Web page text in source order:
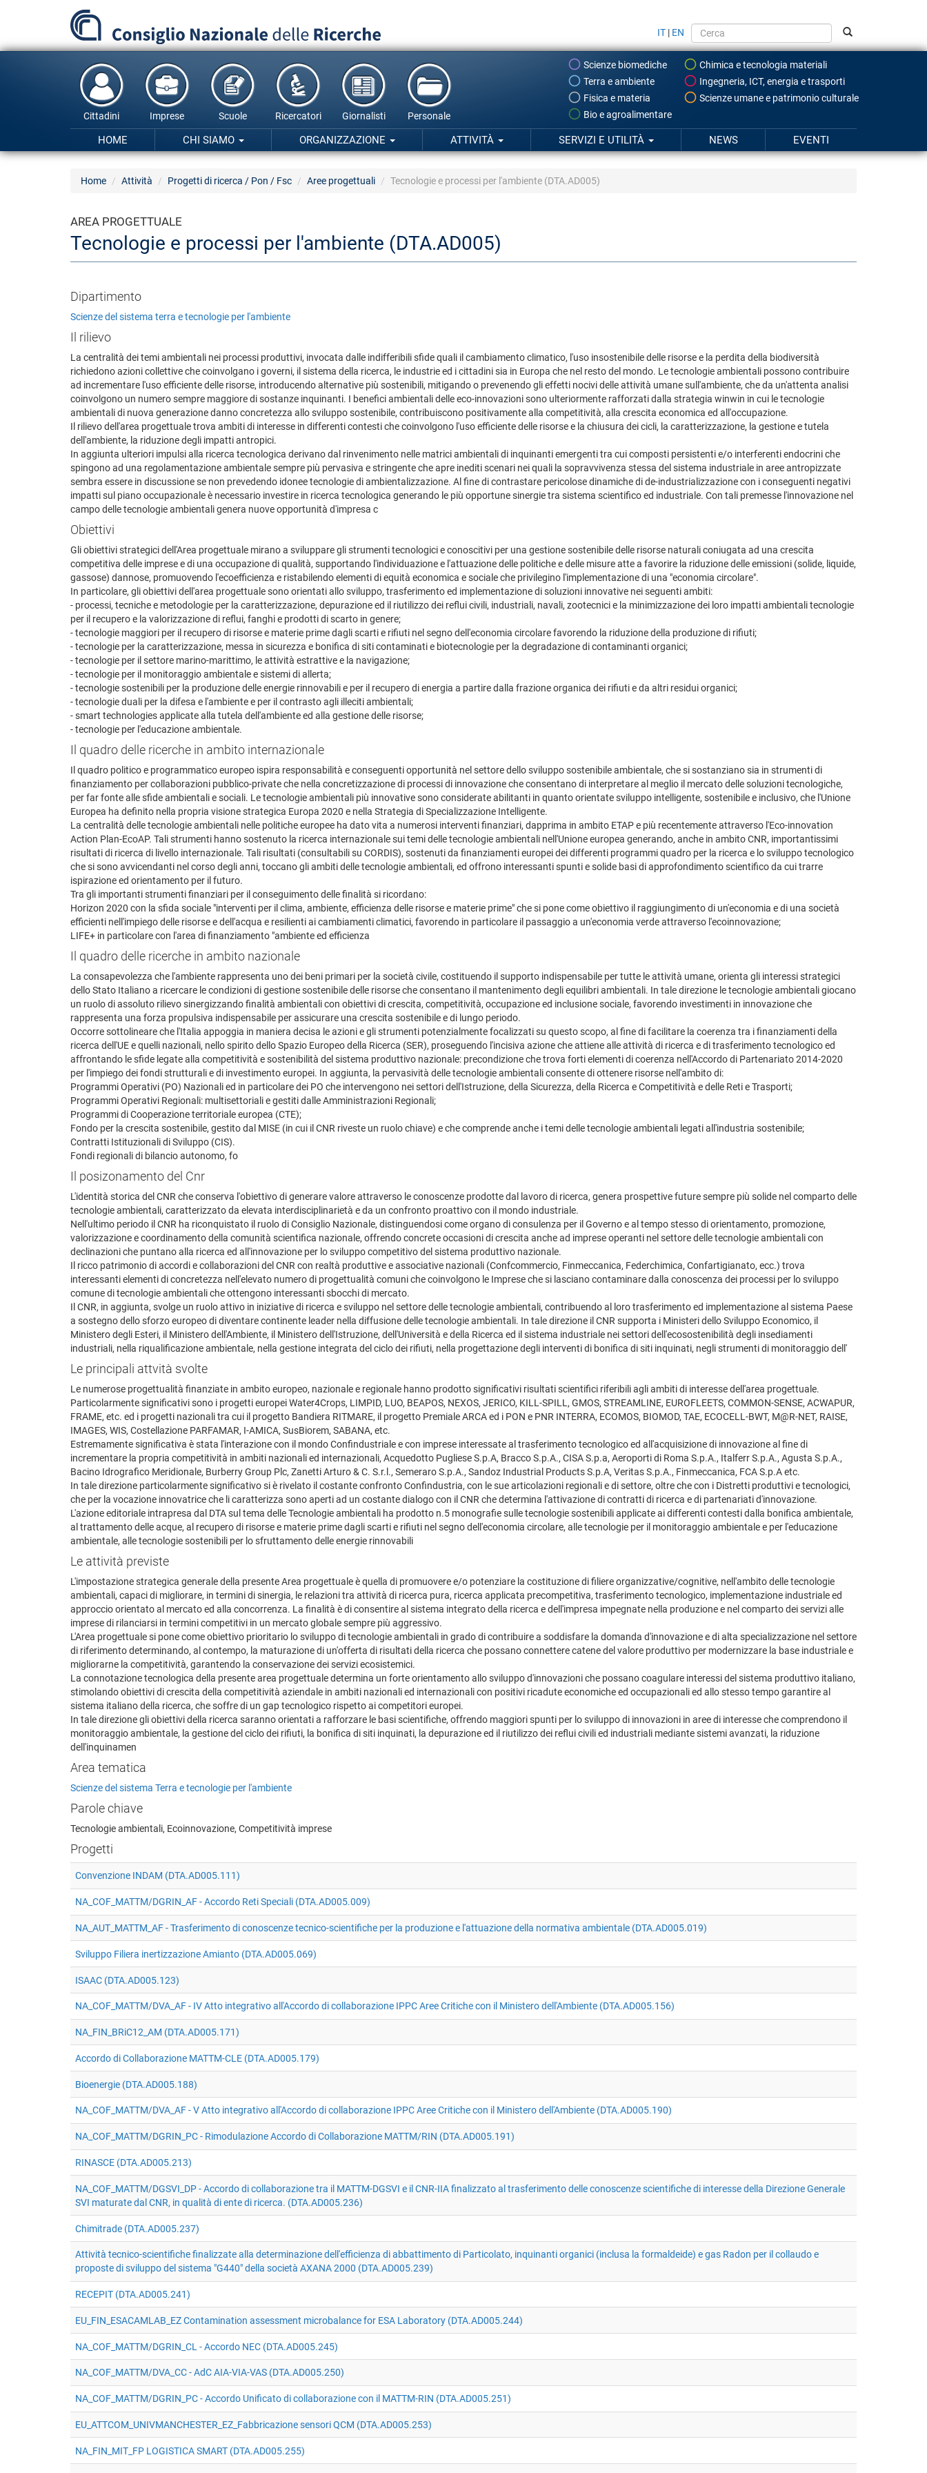
principale
IT | EN
Scienze biomediche
Chimica e tecnologia materiali
Terra e ambiente
Ingegneria, ICT, energia e trasporti
Fisica e materia
Scienze umane e patrimonio culturale
Bio e agroalimentare
Cittadini Imprese Scuole Ricercatori Giornalisti Personale
HOME CHI SIAMO ORGANIZZAZIONE ATTIVITÀ SERVIZI E UTILITÀ NEWS EVENTI
Home Attività Progetti di ricerca / Pon / Fsc Aree progettuali Tecnologie e processi per l'ambiente (DTA.AD005)
AREA PROGETTUALE
Tecnologie e processi per l'ambiente (DTA.AD005)
Dipartimento
Scienze del sistema terra e tecnologie per l'ambiente
Il rilievo
La centralità dei temi ambientali nei processi produttivi, invocata dalle indifferibili sfide quali il cambiamento climatico, l'uso insostenibile delle risorse e la perdita della biodiversità
richiedono azioni collettive che coinvolgano i governi, il sistema della ricerca, le industrie ed i cittadini sia in Europa che nel resto del mondo. Le tecnologie ambientali possono contribuire
ad incrementare l'uso efficiente delle risorse, introducendo alternative più sostenibili, mitigando o prevenendo gli effetti nocivi delle attività umane sull'ambiente, che da un'attenta analisi
coinvolgono un numero sempre maggiore di sostanze inquinanti. I benefici ambientali delle eco-innovazioni sono ulteriormente rafforzati dalla strategia winwin in cui le tecnologie
ambientali di nuova generazione danno concretezza allo sviluppo sostenibile, contribuiscono positivamente alla competitività, alla crescita economica ed all'occupazione.
Il rilievo dell'area progettuale trova ambiti di interesse in differenti contesti che coinvolgono l'uso efficiente delle risorse e la chiusura dei cicli, la caratterizzazione, la gestione e tutela
dell'ambiente, la riduzione degli impatti antropici.
In aggiunta ulteriori impulsi alla ricerca tecnologica derivano dal rinvenimento nelle matrici ambientali di inquinanti emergenti tra cui composti persistenti e/o interferenti endocrini che
spingono ad una regolamentazione ambientale sempre più pervasiva e stringente che apre inediti scenari nei quali la sopravvivenza stessa del sistema industriale in aree antropizzate
sembra essere in discussione se non prevedendo idonee tecnologie di ambientalizzazione. Al fine di contrastare pericolose dinamiche di de-industrializzazione con i conseguenti negativi
impatti sul piano occupazionale è necessario investire in ricerca tecnologica generando le più opportune sinergie tra sistema scientifico ed industriale. Con tali premesse l'innovazione nel
campo delle tecnologie ambientali genera nuove opportunità d'impresa c
Obiettivi
Gli obiettivi strategici dell'Area progettuale mirano a sviluppare gli strumenti tecnologici e conoscitivi per una gestione sostenibile delle risorse naturali coniugata ad una crescita
competitiva delle imprese e di una occupazione di qualità, supportando l'individuazione e l'attuazione delle politiche e delle misure atte a favorire la riduzione delle emissioni (solide, liquide,
gassose) dannose, promuovendo l'ecoefficienza e ristabilendo elementi di equità economica e sociale che privilegino l'implementazione di una "economia circolare".
In particolare, gli obiettivi dell'area progettuale sono orientati allo sviluppo, trasferimento ed implementazione di soluzioni innovative nei seguenti ambiti:
- processi, tecniche e metodologie per la caratterizzazione, depurazione ed il riutilizzo dei reflui civili, industriali, navali, zootecnici e la minimizzazione dei loro impatti ambientali tecnologie
per il recupero e la valorizzazione di reflui, fanghi e prodotti di scarto in genere;
- tecnologie maggiori per il recupero di risorse e materie prime dagli scarti e rifiuti nel segno dell'economia circolare favorendo la riduzione della produzione di rifiuti;
- tecnologie per la caratterizzazione, messa in sicurezza e bonifica di siti contaminati e biotecnologie per la degradazione di contaminanti organici;
- tecnologie per il settore marino-marittimo, le attività estrattive e la navigazione;
- tecnologie per il monitoraggio ambientale e sistemi di allerta;
- tecnologie sostenibili per la produzione delle energie rinnovabili e per il recupero di energia a partire dalla frazione organica dei rifiuti e da altri residui organici;
- tecnologie duali per la difesa e l'ambiente e per il contrasto agli illeciti ambientali;
- smart technologies applicate alla tutela dell'ambiente ed alla gestione delle risorse;
- tecnologie per l'educazione ambientale.
Il quadro delle ricerche in ambito internazionale
Il quadro politico e programmatico europeo ispira responsabilità e conseguenti opportunità nel settore dello sviluppo sostenibile ambientale, che si sostanziano sia in strumenti di
finanziamento per collaborazioni pubblico-private che nella concretizzazione di processi di innovazione che consentano di interpretare al meglio il mercato delle soluzioni tecnologiche,
per far fonte alle sfide ambientali e sociali. Le tecnologie ambientali più innovative sono considerate abilitanti in quanto orientate sviluppo intelligente, sostenibile e inclusivo, che l'Unione
Europea ha definito nella propria visione strategica Europa 2020 e nella Strategia di Specializzazione Intelligente.
La centralità delle tecnologie ambientali nelle politiche europee ha dato vita a numerosi interventi finanziari, dapprima in ambito ETAP e più recentemente attraverso l'Eco-innovation
Action Plan-EcoAP. Tali strumenti hanno sostenuto la ricerca internazionale sui temi delle tecnologie ambientali nell'Unione europea generando, anche in ambito CNR, importantissimi
risultati di ricerca di livello internazionale. Tali risultati (consultabili su CORDIS), sostenuti da finanziamenti europei dei differenti programmi quadro per la ricerca e lo sviluppo tecnologico
che si sono avvicendanti nel corso degli anni, toccano gli ambiti delle tecnologie ambientali, ed offrono interessanti spunti e solide basi di approfondimento scientifico da cui trarre
ispirazione ed orientamento per il futuro.
Tra gli importanti strumenti finanziari per il conseguimento delle finalità si ricordano:
Horizon 2020 con la sfida sociale "interventi per il clima, ambiente, efficienza delle risorse e materie prime" che si pone come obiettivo il raggiungimento di un'economia e di una società
efficienti nell'impiego delle risorse e dell'acqua e resilienti ai cambiamenti climatici, favorendo in particolare il passaggio a un'economia verde attraverso l'ecoinnovazione;
LIFE+ in particolare con l'area di finanziamento "ambiente ed efficienza
Il quadro delle ricerche in ambito nazionale
La consapevolezza che l'ambiente rappresenta uno dei beni primari per la società civile, costituendo il supporto indispensabile per tutte le attività umane, orienta gli interessi strategici
dello Stato Italiano a ricercare le condizioni di gestione sostenibile delle risorse che consentano il mantenimento degli equilibri ambientali. In tale direzione le tecnologie ambientali giocano
un ruolo di assoluto rilievo sinergizzando finalità ambientali con obiettivi di crescita, competitività, occupazione ed inclusione sociale, favorendo investimenti in innovazione che
rappresenta una forza propulsiva indispensabile per assicurare una crescita sostenibile e di lungo periodo.
Occorre sottolineare che l'Italia appoggia in maniera decisa le azioni e gli strumenti potenzialmente focalizzati su questo scopo, al fine di facilitare la coerenza tra i finanziamenti della
ricerca dell'UE e quelli nazionali, nello spirito dello Spazio Europeo della Ricerca (SER), proseguendo l'incisiva azione che attiene alle attività di ricerca e di trasferimento tecnologico ed
affrontando le sfide legate alla competitività e sostenibilità del sistema produttivo nazionale: precondizione che trova forti elementi di coerenza nell'Accordo di Partenariato 2014-2020
per l'impiego dei fondi strutturali e di investimento europei. In aggiunta, la pervasività delle tecnologie ambientali consente di ottenere risorse nell'ambito di:
Programmi Operativi (PO) Nazionali ed in particolare dei PO che intervengono nei settori dell'Istruzione, della Sicurezza, della Ricerca e Competitività e delle Reti e Trasporti;
Programmi Operativi Regionali: multisettoriali e gestiti dalle Amministrazioni Regionali;
Programmi di Cooperazione territoriale europea (CTE);
Fondo per la crescita sostenibile, gestito dal MISE (in cui il CNR riveste un ruolo chiave) e che comprende anche i temi delle tecnologie ambientali legati all'industria sostenibile;
Contratti Istituzionali di Sviluppo (CIS).
Fondi regionali di bilancio autonomo, fo
Il posizonamento del Cnr
L'identità storica del CNR che conserva l'obiettivo di generare valore attraverso le conoscenze prodotte dal lavoro di ricerca, genera prospettive future sempre più solide nel comparto delle
tecnologie ambientali, caratterizzato da elevata interdisciplinarietà e da un confronto proattivo con il mondo industriale.
Nell'ultimo periodo il CNR ha riconquistato il ruolo di Consiglio Nazionale, distinguendosi come organo di consulenza per il Governo e al tempo stesso di orientamento, promozione,
valorizzazione e coordinamento della comunità scientifica nazionale, offrendo concrete occasioni di crescita anche ad imprese operanti nel settore delle tecnologie ambientali con
declinazioni che puntano alla ricerca ed all'innovazione per lo sviluppo competitivo del sistema produttivo nazionale.
Il ricco patrimonio di accordi e collaborazioni del CNR con realtà produttive e associative nazionali (Confcommercio, Finmeccanica, Federchimica, Confartigianato, ecc.) trova
interessanti elementi di concretezza nell'elevato numero di progettualità comuni che coinvolgono le Imprese che si lasciano contaminare dalla conoscenza dei processi per lo sviluppo
comune di tecnologie ambientali che ottengono interessanti sbocchi di mercato.
Il CNR, in aggiunta, svolge un ruolo attivo in iniziative di ricerca e sviluppo nel settore delle tecnologie ambientali, contribuendo al loro trasferimento ed implementazione al sistema Paese
a sostegno dello sforzo europeo di diventare continente leader nella diffusione delle tecnologie ambientali. In tale direzione il CNR supporta i Ministeri dello Sviluppo Economico, il
Ministero degli Esteri, il Ministero dell'Ambiente, il Ministero dell'Istruzione, dell'Università e della Ricerca ed il sistema industriale nei settori dell'ecosostenibilità degli insediamenti
industriali, nella riqualificazione ambientale, nella gestione integrata del ciclo dei rifiuti, nella progettazione degli interventi di bonifica di siti inquinati, negli strumenti di monitoraggio dell'
Le principali attvità svolte
Le numerose progettualità finanziate in ambito europeo, nazionale e regionale hanno prodotto significativi risultati scientifici riferibili agli ambiti di interesse dell'area progettuale.
Particolarmente significativi sono i progetti europei Water4Crops, LIMPID, LUO, BEAPOS, NEXOS, JERICO, KILL-SPILL, GMOS, STREAMLINE, EUROFLEETS, COMMON-SENSE, ACWAPUR,
FRAME, etc. ed i progetti nazionali tra cui il progetto Bandiera RITMARE, il progetto Premiale ARCA ed i PON e PNR INTERRA, ECOMOS, BIOMOD, TAE, ECOCELL-BWT, M@R-NET, RAISE,
IMAGES, WIS, Costellazione PARFAMAR, I-AMICA, SusBiorem, SABANA, etc.
Estremamente significativa è stata l'interazione con il mondo Confindustriale e con imprese interessate al trasferimento tecnologico ed all'acquisizione di innovazione al fine di
incrementare la propria competitività in ambiti nazionali ed internazionali, Acquedotto Pugliese S.p.A, Bracco S.p.A., CISA S.p.a, Aeroporti di Roma S.p.A., Italferr S.p.A., Agusta S.p.A.,
Bacino Idrografico Meridionale, Burberry Group Plc, Zanetti Arturo & C. S.r.l., Semeraro S.p.A., Sandoz Industrial Products S.p.A, Veritas S.p.A., Finmeccanica, FCA S.p.A etc.
In tale direzione particolarmente significativo si è rivelato il costante confronto Confindustria, con le sue articolazioni regionali e di settore, oltre che con i Distretti produttivi e tecnologici,
che per la vocazione innovatrice che li caratterizza sono aperti ad un costante dialogo con il CNR che determina l'attivazione di contratti di ricerca e di partenariati d'innovazione.
L'azione editoriale intrapresa dal DTA sul tema delle Tecnologie ambientali ha prodotto n.5 monografie sulle tecnologie sostenibili applicate ai differenti contesti dalla bonifica ambientale,
al trattamento delle acque, al recupero di risorse e materie prime dagli scarti e rifiuti nel segno dell'economia circolare, alle tecnologie per il monitoraggio ambientale e per l'educazione
ambientale, alle tecnologie sostenibili per lo sfruttamento delle energie rinnovabili
Le attività previste
L'impostazione strategica generale della presente Area progettuale è quella di promuovere e/o potenziare la costituzione di filiere organizzative/cognitive, nell'ambito delle tecnologie
ambientali, capaci di migliorare, in termini di sinergia, le relazioni tra attività di ricerca pura, ricerca applicata precompetitiva, trasferimento tecnologico, implementazione industriale ed
approccio orientato al mercato ed alla concorrenza. La finalità è di consentire al sistema integrato della ricerca e dell'impresa impegnate nella produzione e nel comparto dei servizi alle
imprese di rilanciarsi in termini competitivi in un mercato globale sempre più aggressivo.
L'Area progettuale si pone come obiettivo prioritario lo sviluppo di tecnologie ambientali in grado di contribuire a soddisfare la domanda d'innovazione e di alta specializzazione nel settore
di riferimento determinando, al contempo, la maturazione di un'offerta di risultati della ricerca che possano connettere catene del valore produttivo per modernizzare la base industriale e
migliorarne la competitività, garantendo la conservazione dei servizi ecosistemici.
La connotazione tecnologica della presente area progettuale determina un forte orientamento allo sviluppo d'innovazioni che possano coagulare interessi del sistema produttivo italiano,
stimolando obiettivi di crescita della competitività aziendale in ambiti nazionali ed internazionali con positivi ricadute economiche ed occupazionali ed allo stesso tempo garantire al
sistema italiano della ricerca, che soffre di un gap tecnologico rispetto ai competitori europei.
In tale direzione gli obiettivi della ricerca saranno orientati a rafforzare le basi scientifiche, offrendo maggiori spunti per lo sviluppo di innovazioni in aree di interesse che comprendono il
monitoraggio ambientale, la gestione del ciclo dei rifiuti, la bonifica di siti inquinati, la depurazione ed il riutilizzo dei reflui civili ed industriali mediante sistemi avanzati, la riduzione
dell'inquinamen
Area tematica
Scienze del sistema Terra e tecnologie per l'ambiente
Parole chiave
Tecnologie ambientali, Ecoinnovazione, Competitività imprese
Progetti
Convenzione INDAM (DTA.AD005.111)
NA_COF_MATTM/DGRIN_AF - Accordo Reti Speciali (DTA.AD005.009)
NA_AUT_MATTM_AF - Trasferimento di conoscenze tecnico-scientifiche per la produzione e l'attuazione della normativa ambientale (DTA.AD005.019)
Sviluppo Filiera inertizzazione Amianto (DTA.AD005.069)
ISAAC (DTA.AD005.123)
NA_COF_MATTM/DVA_AF - IV Atto integrativo all'Accordo di collaborazione IPPC Aree Critiche con il Ministero dell'Ambiente (DTA.AD005.156)
NA_FIN_BRiC12_AM (DTA.AD005.171)
Accordo di Collaborazione MATTM-CLE (DTA.AD005.179)
Bioenergie (DTA.AD005.188)
NA_COF_MATTM/DVA_AF - V Atto integrativo all'Accordo di collaborazione IPPC Aree Critiche con il Ministero dell'Ambiente (DTA.AD005.190)
NA_COF_MATTM/DGRIN_PC - Rimodulazione Accordo di Collaborazione MATTM/RIN (DTA.AD005.191)
RINASCE (DTA.AD005.213)
NA_COF_MATTM/DGSVI_DP - Accordo di collaborazione tra il MATTM-DGSVI e il CNR-IIA finalizzato al trasferimento delle conoscenze scientifiche di interesse della Direzione Generale
SVI maturate dal CNR, in qualità di ente di ricerca. (DTA.AD005.236)
Chimitrade (DTA.AD005.237)
Attività tecnico-scientifiche finalizzate alla determinazione dell'efficienza di abbattimento di Particolato, inquinanti organici (inclusa la formaldeide) e gas Radon per il collaudo e
proposte di sviluppo del sistema "G440" della società AXANA 2000 (DTA.AD005.239)
RECEPIT (DTA.AD005.241)
EU_FIN_ESACAMLAB_EZ Contamination assessment microbalance for ESA Laboratory (DTA.AD005.244)
NA_COF_MATTM/DGRIN_CL - Accordo NEC (DTA.AD005.245)
NA_COF_MATTM/DVA_CC - AdC AIA-VIA-VAS (DTA.AD005.250)
NA_COF_MATTM/DGRIN_PC - Accordo Unificato di collaborazione con il MATTM-RIN (DTA.AD005.251)
EU_ATTCOM_UNIVMANCHESTER_EZ_Fabbricazione sensori QCM (DTA.AD005.253)
NA_FIN_MIT_FP LOGISTICA SMART (DTA.AD005.255)